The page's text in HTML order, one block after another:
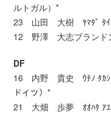
ルトガル）*
23 山田 大樹 ﾔﾏﾀﾞ ﾀｲｷ
12 野澤 大志ブランド
DF
16 内野 貴史 ｳﾁﾉ ﾀｶｼ
ドイツ）*
21 大畑 歩夢 ｵｵﾊﾀ ｱﾕﾑ